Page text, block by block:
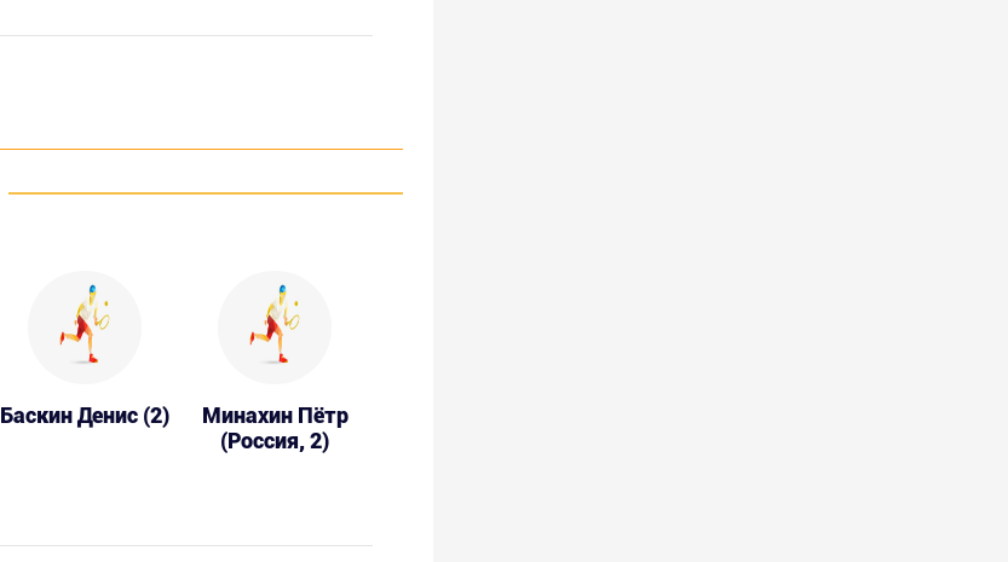
Баскин Денис (2)
Минахин Пётр
(Россия, 2)